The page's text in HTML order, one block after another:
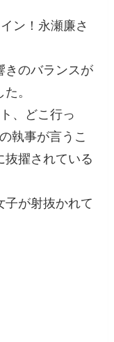
ン！永瀬廉さ
きのバランスが
。
、どこ行っ
執事が言うこ
抜擢されている
が射抜かれて